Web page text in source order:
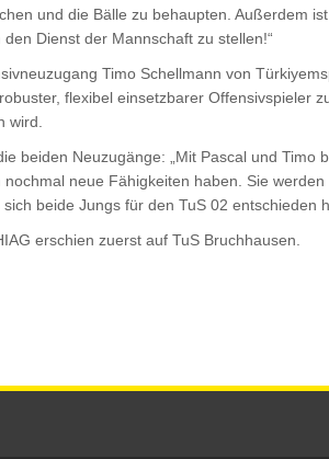
und die Bälle zu behaupten. Außerdem
Dienst der Mannschaft zu stellen!“
Timo Schellmann von
flexibel einsetzbarer Offensivspieler
wird.
beiden Neuzugänge: „Mit Pascal und Timo
neue Fähigkeiten haben. Sie
beide Jungs für den TuS 02 entschieden
erschien zuerst auf TuS Bruchhausen